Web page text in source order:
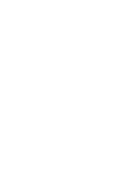
阳市沈河
美的古代宫
称海内外，
宫廷文物，
珍贵的宝